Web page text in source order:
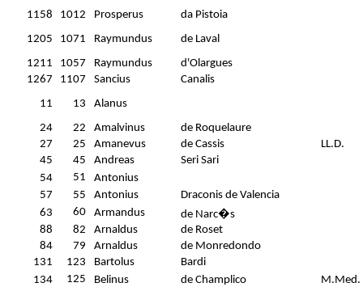
1158
1012 Prosperus
da Pistoia
1205
1071 Raymundus
de Laval
1211
1057 Raymundus
d'Olargues
1267
1107 Sancius
Canalis
11
13
Alanus
24
22 Amalvinus
de Roquelaure
27
25 Amanevus de Cassis
LL.D.
45
45 Andreas
Seri Sari
54
51
Antonius
57
55 Antonius
Draconis de Valencia
63
60 Armandus
de Narc�s
88
82 Arnaldus
de Roset
84
79 Arnaldus
de Monredondo
131
123 Bartolus
Bardi
134
125 Belinus de Champlico M.Med.